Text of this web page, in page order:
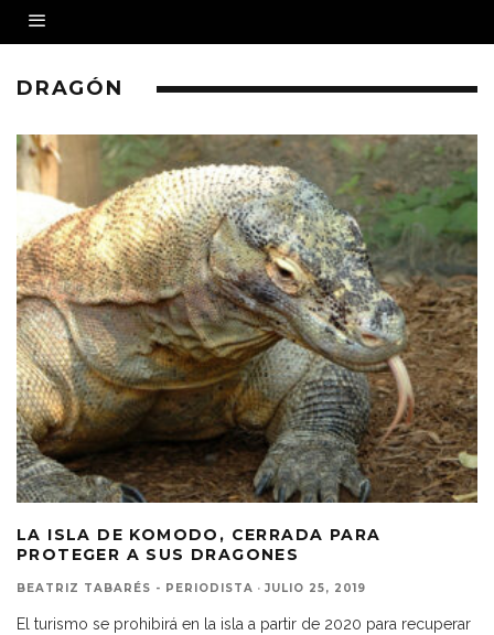
DRAGÓN
LA ISLA DE KOMODO, CERRADA PARA
PROTEGER A SUS DRAGONES
BEATRIZ TABARÉS - PERIODISTA · JULIO 25, 2019
El turismo se prohibirá en la isla a partir de 2020 para recuperar